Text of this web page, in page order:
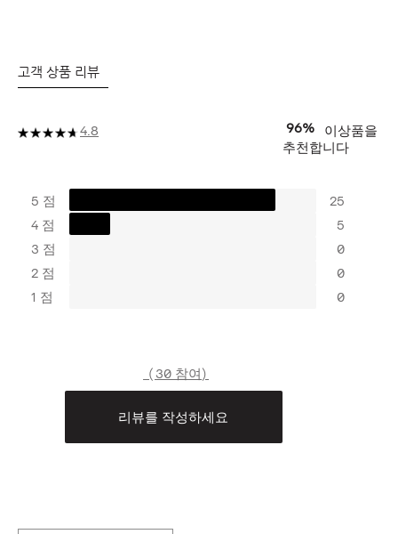
고객 상품 리뷰
4.8
30 참여
리뷰를 작성하세요
96%
이상품을
추천합니다
5 점
25
4 점
5
3 점
0
2 점
0
1 점
0